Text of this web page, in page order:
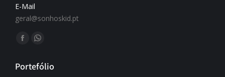
E-Mail
geral@sonhoskid.pt
Find us on:
Portefólio